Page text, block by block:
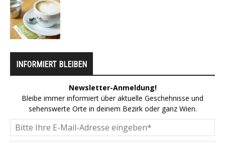
INFORMIERT BLEIBEN
Newsletter-Anmeldung!
Bleibe immer informiert über aktuelle Geschehnisse und
sehenswerte Orte in deinem Bezirk oder ganz Wien.